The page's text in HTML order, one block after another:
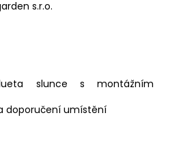
s.r.o.
slunce s montážním
doporučení umístění